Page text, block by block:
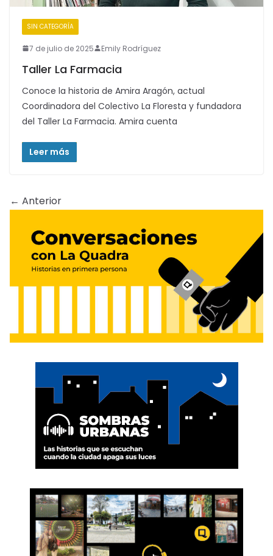
SIN CATEGORÍA
7 de julio de 2025 Emily Rodríguez
Taller La Farmacia
Conoce la historia de Amira Aragón, actual
Coordinadora del Colectivo La Floresta y fundadora
del Taller La Farmacia. Amira cuenta
Leer más
← Anterior